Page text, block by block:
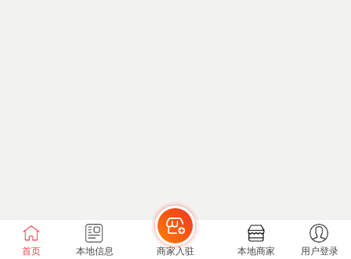
首页 本地信息 商家入驻 本地商家 用户登录